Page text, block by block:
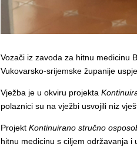
Vozači iz zavoda za hitnu medicinu
Vukovarsko-srijemske županije
Vježba je u okviru projekta
polaznici su na vježbi usvojili niz
Projekt Kontinuirano stručno
hitnu medicinu s ciljem održavanja